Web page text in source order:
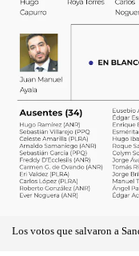
Los votos que salvaron a